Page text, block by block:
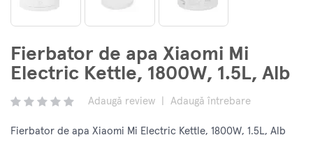
Fierbator de apa Xiaomi Mi
Electric Kettle, 1800W, 1.5L, Alb
Adaugă review Adaugă întrebare
Fierbator de apa Xiaomi Mi Electric Kettle, 1800W, 1.5L, Alb